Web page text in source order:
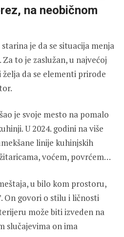
na neobičnom
je da se situacija menja
to je zaslužan, u najvećoj
da se elementi prirode
je svoje mesto na pomalo
U 2024. godini na više
linije kuhinjskih
voćem, povrćem…
u bilo kom prostoru,
On govori o stilu i ličnosti
može biti izveden na
slučajevima on ima